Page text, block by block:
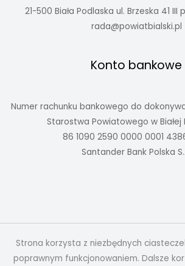
21-500 Biała Podlaska ul. Brzeska 41 III
rada@powiatbialski.pl
Konto bankowe
Numer rachunku bankowego do
Starostwa Powiatowego w Białej
86 1090 2590 0000 0001
Santander Bank Polska
Strona korzysta z niezbędnych
poprawnym funkcjonowaniem. Dalsze